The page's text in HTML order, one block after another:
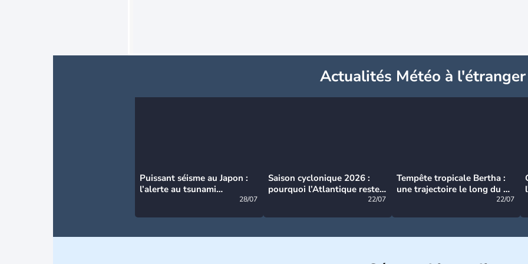
Actualités Météo à l'étranger
Puissant séisme au Japon :
l’alerte au tsunami
28/07
Saison cyclonique 2026 :
pourquoi l’Atlantique reste
22/07
Tempête tropicale Bertha :
une trajectoire le long du du
22/07